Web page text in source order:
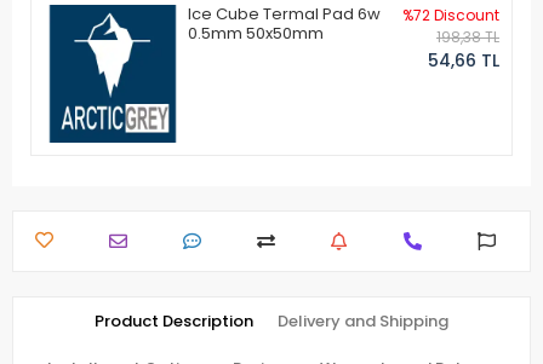
Ice Cube Termal Pad 6w
0.5mm 50x50mm
%72 Discount
198,38 TL
54,66 TL
Product Description Delivery and Shipping